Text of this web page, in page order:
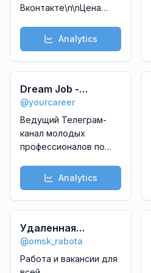
Вконтакте\n\nЦена
\nПубликация резюме/
вакансии: 500₽\n\nПо
всем вопросам:
@Jobbep
Analytics
Dream Job -
Карьера
@yourcareer
Ведущий Телеграм-
канал молодых
профессионалов по
в международных и
российских компаниях.
\n\nКанал с лучшими
вакансиями:
@yojob\n\nCайт с
отзывами о
работодателях:
dreamjob.ru
Analytics
Удаленная
ПОДРАБОТКА
Вакансии
@omsk_rabota
Работа и вакансии для